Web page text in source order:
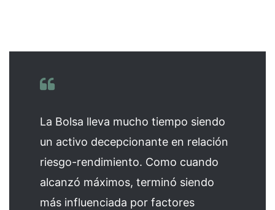
La Bolsa lleva mucho tiempo siendo
un activo decepcionante en relación
riesgo-rendimiento. Como cuando
alcanzó máximos, terminó siendo
más influenciada por factores